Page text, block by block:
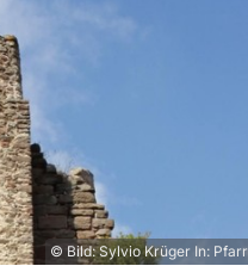
© Bild: Sylvio Krüger In: